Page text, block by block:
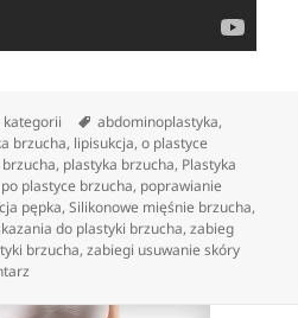
kategorii Tagi
abdominoplastyka,
brzucha, lipisukcja,o plastyce
, plastyka brzucha, Plastyka
po plastyce brzucha, poprawianie
pępka,Silikonowe mięśnie brzucha,
do plastyki brzucha,zabieg
brzucha,zabiegi usuwanie skóry